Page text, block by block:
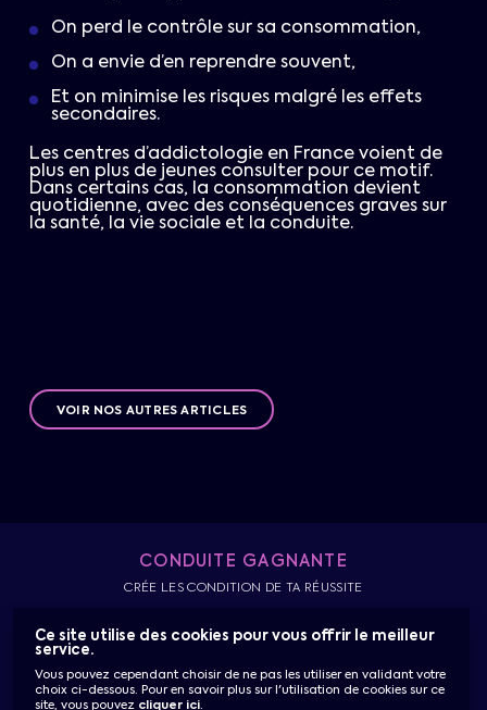
On perd le contrôle sur sa consommation,
On a envie d’en reprendre souvent,
Et on minimise les risques malgré les effets
secondaires.
Les centres d’addictologie en France voient de
plus en plus de jeunes consulter pour ce motif.
Dans certains cas, la consommation devient
quotidienne, avec des conséquences graves sur
la santé, la vie sociale et la conduite.
VOIR NOS AUTRES ARTICLES
Ce site utilise des cookies pour vous offrir le meilleur
service.
Vous pouvez cependant choisir de ne pas les utiliser en validant votre
choix ci-dessous. Pour en savoir plus sur l'utilisation de cookies sur ce
site, vous pouvez cliquer ici.
CONDUITE GAGNANTE
CRÉE LES CONDITION DE TA RÉUSSITE
Accueil
Nous contacter
Connexion